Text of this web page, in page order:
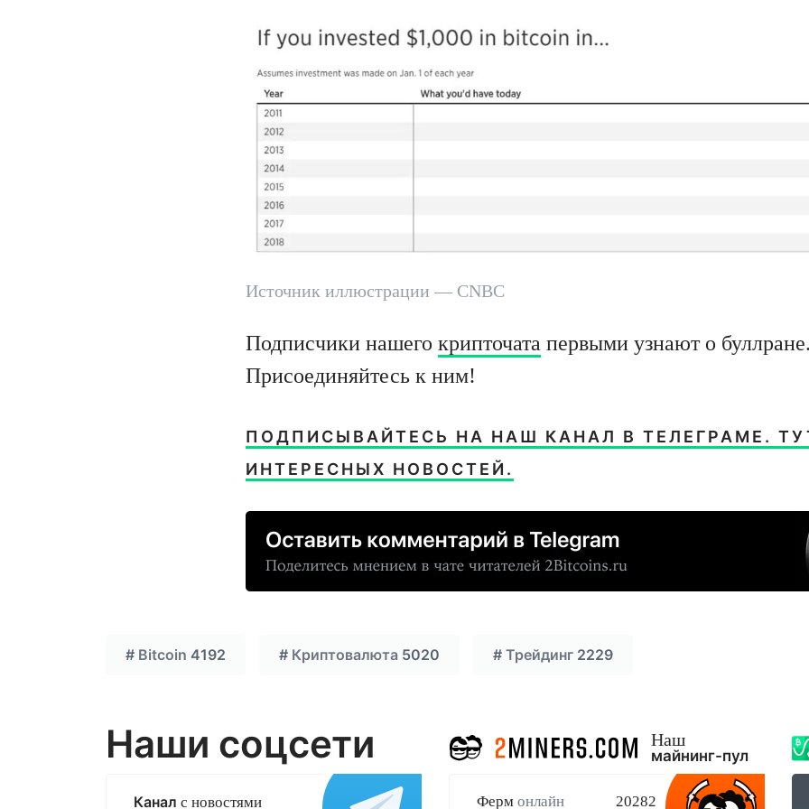
Источник иллюстрации — CNBC
Подписчики нашего крипточата первыми узнают о
Присоединяйтесь к ним!
ПОДПИСЫВАЙТЕСЬ НА НАШ КАНАЛ В ТЕЛЕГРАМЕ.
ИНТЕРЕСНЫХ НОВОСТЕЙ.
# Bitcoin 4192 # Криптовалюта 5020 # Трейдинг 2229
Наши соцсети
Канал с новостями
Наш
майнинг-пул
Ферм онлайн 20282